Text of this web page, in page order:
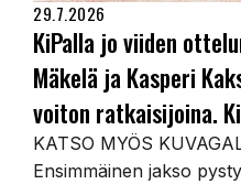
29.7.2026
KiPalla jo viiden
Mäkelä ja Kasperi
voiton ratkaisijoina.
KATSO MYÖS
Ensimmäinen jakso